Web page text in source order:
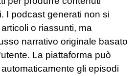
I podcast generati non si
o riassunti, ma
narrativo originale basato
La piattaforma può
gli episodi